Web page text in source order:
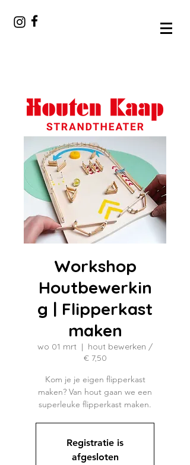
Workshop
Houtbewerkin
g | Flipperkast
maken
wo 01 mrt
  |
hout bewerken /
€ 7,50
Kom je je eigen flipperkast
maken? Van hout gaan we een
superleuke flipperkast maken.
Registratie is
afgesloten